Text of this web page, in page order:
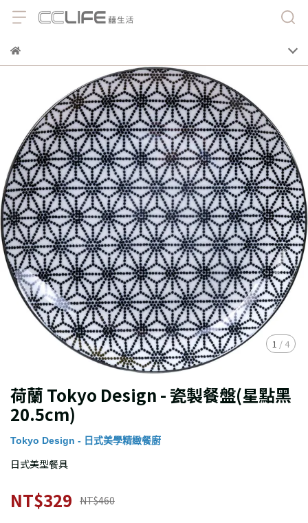
1 / 4
荷蘭 Tokyo Design - 瓷製餐盤(星點黑
20.5cm)
Tokyo Design - 日式美學精緻餐廚
日式美型餐具
NT$329 NT$460